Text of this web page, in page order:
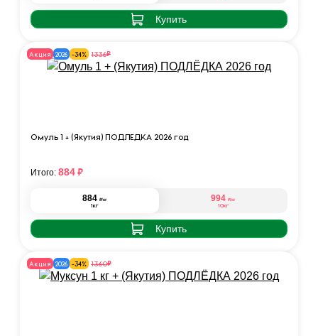
Купить
Акция 2026 -34% 1336₽
Омуль 1 + (Якутия) ПОДЛЁДКА 2026 год
884 ₽/кг
1кг
994 ₽/кг
10кг
Купить
Итого: 884₽
Акция 2026 -34% 1360₽